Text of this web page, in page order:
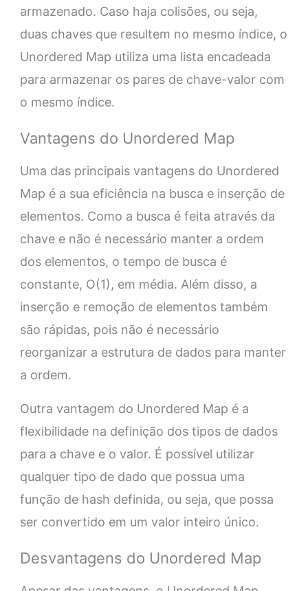
armazenado. Caso haja colisões, ou seja,
duas chaves que resultem no mesmo índice, o
Unordered Map utiliza uma lista encadeada
para armazenar os pares de chave-valor com
o mesmo índice.
Vantagens do Unordered Map
Uma das principais vantagens do Unordered
Map é a sua eficiência na busca e inserção de
elementos. Como a busca é feita através da
chave e não é necessário manter a ordem
dos elementos, o tempo de busca é
constante, O(1), em média. Além disso, a
inserção e remoção de elementos também
são rápidas, pois não é necessário
reorganizar a estrutura de dados para manter
a ordem.
Outra vantagem do Unordered Map é a
flexibilidade na definição dos tipos de dados
para a chave e o valor. É possível utilizar
qualquer tipo de dado que possua uma
função de hash definida, ou seja, que possa
ser convertido em um valor inteiro único.
Desvantagens do Unordered Map